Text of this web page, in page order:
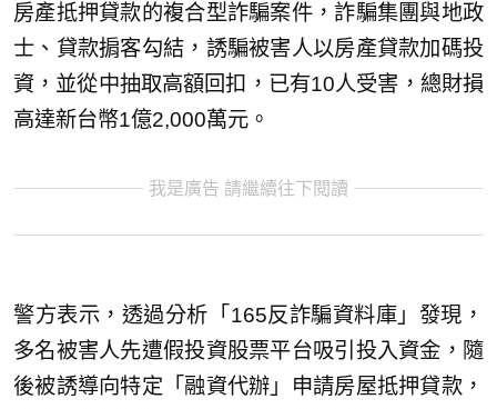
房產抵押貸款的複合型詐騙案件，詐騙集團與地政
士、貸款掮客勾結，誘騙被害人以房產貸款加碼投
資，並從中抽取高額回扣，已有10人受害，總財損
高達新台幣1億2,000萬元。
我是廣告 請繼續往下閱讀
警方表示，透過分析「165反詐騙資料庫」發現，
多名被害人先遭假投資股票平台吸引投入資金，隨
後被誘導向特定「融資代辦」申請房屋抵押貸款，